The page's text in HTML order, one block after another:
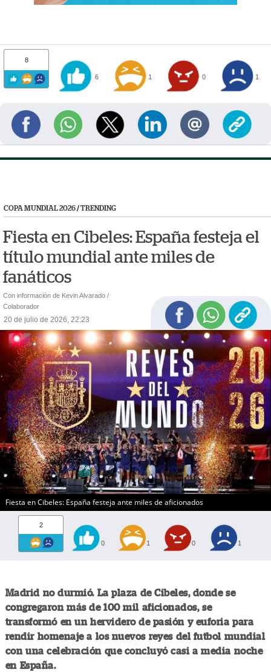
8
6 1 0 1
COPA MUNDIAL 2026/TRENDING
Fiesta en Cibeles: España festeja el
título mundial ante miles de
fanáticos
Con información de Kevin Alvarado /
Colaborador
20 de julio de 2026, 22:23
Fiesta en Cibeles: España festeja ante miles de aficionados
2
0 1 0 1
Madrid no durmió. La plaza de Cibeles, donde se
congregaron más de 100 mil aficionados, se
transformó en un hervidero de pasión y euforia para
rendir homenaje a los nuevos reyes del futbol mundial
con una celebración que concluyó casi a media noche
en España.